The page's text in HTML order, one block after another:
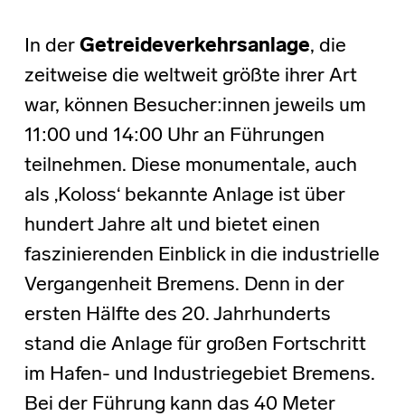
In der Getreideverkehrsanlage, die
zeitweise die weltweit größte ihrer Art
war, können Besucher:innen jeweils um
11:00 und 14:00 Uhr an Führungen
teilnehmen. Diese monumentale, auch
als ‚Koloss‘ bekannte Anlage ist über
hundert Jahre alt und bietet einen
faszinierenden Einblick in die industrielle
Vergangenheit Bremens. Denn in der
ersten Hälfte des 20. Jahrhunderts
stand die Anlage für großen Fortschritt
im Hafen- und Industriegebiet Bremens.
Bei der Führung kann das 40 Meter